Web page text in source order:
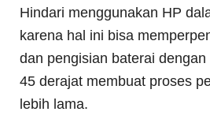
Hindari menggunakan HP
karena hal ini bisa
dan pengisian baterai
45 derajat membuat proses
lebih lama.